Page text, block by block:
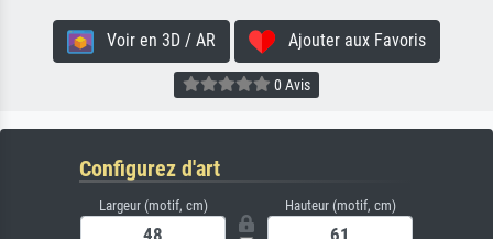
Voir en 3D / AR Ajouter aux Favoris
0 Avis
Configurez d'art
Largeur (motif, cm) Hauteur (motif, cm)